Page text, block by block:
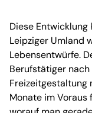
Diese
Leipziger Umland
Lebensentwürfe.
Berufstätiger
Freizeitgestaltung
Monate im Voraus